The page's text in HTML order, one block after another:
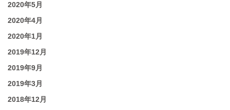
2020年5月
2020年4月
2020年1月
2019年12月
2019年9月
2019年3月
2018年12月